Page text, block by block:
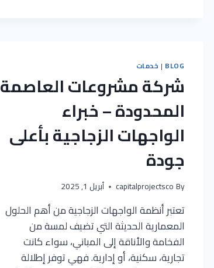
BLOG
| خدمات
شركة مشروعات العاصمة
المحدودة – خبراء
الواجهات الزجاجية بأعلى
جودة
By
capitalprojectsco أبريل 1, 2025
تعتبر أنظمة الواجهات الزجاجية من أهم الحلول
المعمارية الحديثة التي تضيف لمسة من
الفخامة والأناقة إلى المباني، سواء كانت
تجارية، سكنية، أو إدارية. فهي توفر إطلالة